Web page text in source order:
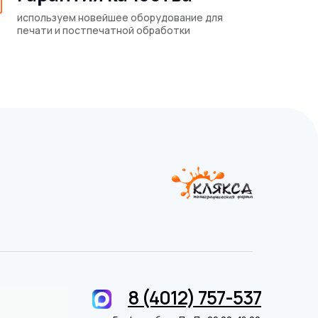
используем новейшее оборудование для
печати и постпечатной обработки
8 (4012) 757-537